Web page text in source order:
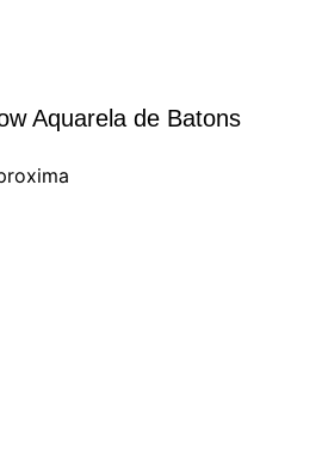
Aquarela de Batons